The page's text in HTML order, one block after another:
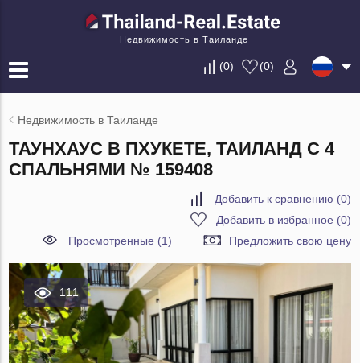
Недвижимость в Таиланде
(0) (0)
Недвижимость в Таиланде
ТАУНХАУС В ПХУКЕТЕ, ТАИЛАНД С 4
СПАЛЬНЯМИ № 159408
Добавить к сравнению (0)
Добавить в избранное (0)
Просмотренные (1)
Предложить свою цену
111